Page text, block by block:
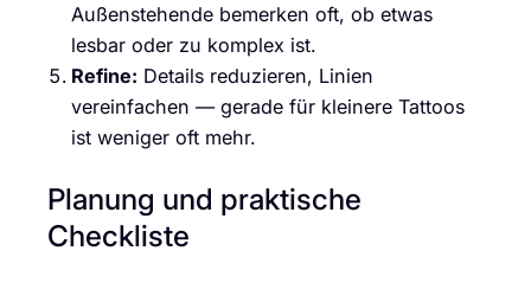
Außenstehende bemerken oft, ob etwas
lesbar oder zu komplex ist.
Refine: Details reduzieren, Linien
vereinfachen — gerade für kleinere Tattoos
ist weniger oft mehr.
Planung und praktische
Checkliste